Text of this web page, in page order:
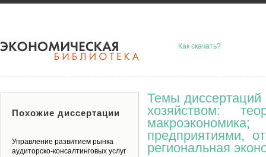
Как скачать?
Темы диссертаций
хозяйством:
предприятиями,
региональная
Похожие диссертации
Управление развитием рынка
аудиторско-консалтинговых услуг